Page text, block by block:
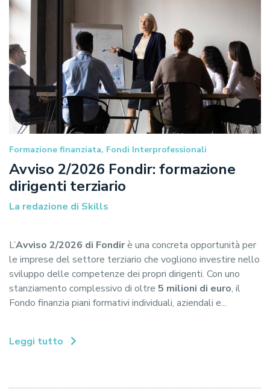
Formazione finanziata, Fondi Interprofessionali
Avviso 2/2026 Fondir: formazione
dirigenti terziario
La redazione di Skills
L’Avviso 2/2026 di Fondirè una concreta opportunità per
le imprese del settore terziario che vogliono investire nello
sviluppo delle competenze dei propri dirigenti. Con uno
stanziamento complessivo di oltre 5 milioni di euro, il
Fondo finanzia piani formativi individuali, aziendali e...
Leggi tutto